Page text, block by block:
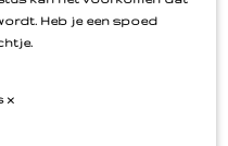
Heb je een spoed
x